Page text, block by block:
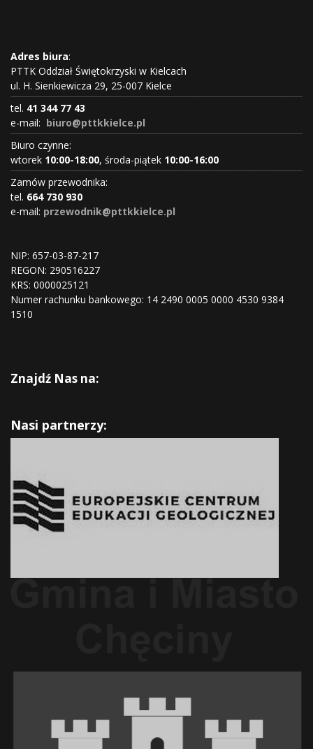
Adres biura:
PTTK Oddział Świętokrzyski w Kielcach
ul. H. Sienkiewicza 29, 25-007 Kielce
tel. 41 344 77 43
e-mail: biuro@pttkkielce.pl
Biuro czynne:
wtorek 10:00-18:00, środa-piątek 10:00-16:00
Zamów przewodnika:
tel. 664 730 930
e-mail: przewodnik@pttkkielce.pl
NIP: 657-03-87-217
REGON: 290516227
KRS: 0000025121
Numer rachunku bankowego: 14 2490 0005 0000 4530 9384
1510
Znajdź Nas na:
Nasi partnerzy: